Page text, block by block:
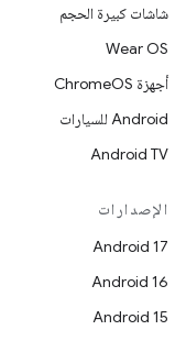
شاشات كبيرة الحجم
Wear OS
أجهزة ChromeOS
Android للسيارات
Android TV
الإصدارات
Android 17
Android 16
Android 15